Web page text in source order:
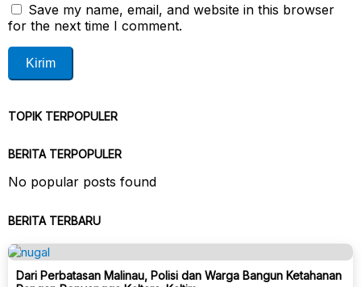
Save my name, email, and website in this browser
for the next time I comment.
TOPIK TERPOPULER
BERITA TERPOPULER
No popular posts found
BERITA TERBARU
Dari Perbatasan Malinau, Polisi dan Warga Bangun Ketahanan